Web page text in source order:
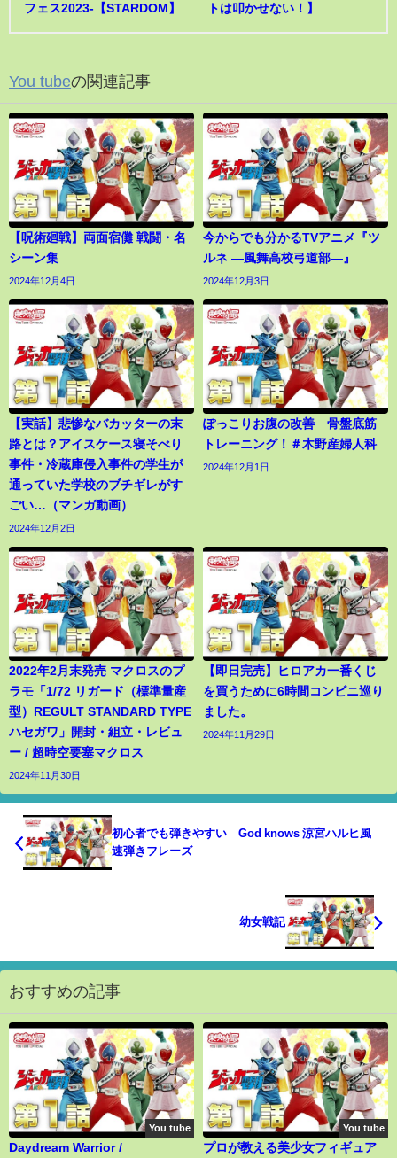
フェス2023-【STARDOM】 トは叩かせない！】
You tubeの関連記事
【呪術廻戦】両面宿儺 戦闘・名
シーン集
2024年12月4日
今からでも分かるTVアニメ『ツ
ルネ ―風舞高校弓道部―』
2024年12月3日
【実話】悲惨なバカッターの末
路とは？アイスケース寝そべり
事件・冷蔵庫侵入事件の学生が
通っていた学校のブチギレがす
ごい…（マンガ動画）
2024年12月2日
ぽっこりお腹の改善 骨盤底筋
トレーニング！＃木野産婦人科
2024年12月1日
2022年2月末発売 マクロスのプ
ラモ「1/72 リガード（標準量産
型）REGULT STANDARD TYPE
ハセガワ」開封・組立・レビュ
ー / 超時空要塞マクロス
2024年11月30日
【即日完売】ヒロアカ一番くじ
を買うために6時間コンビニ巡り
ました。
2024年11月29日
初心者でも弾きやすい God knows 涼宮ハルヒ風
速弾きフレーズ
幼女戦記
おすすめの記事
You tube
Daydream Warrior /
You tube
プロが教える美少女フィギュア